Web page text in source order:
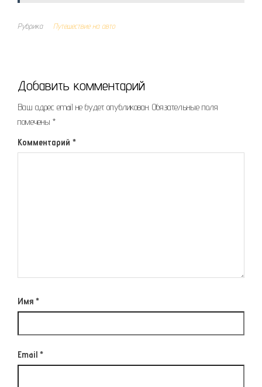
Рубрика Путешествие на авто
Добавить комментарий
Ваш адрес email не будет опубликован. Обязательные поля
помечены *
Комментарий *
Имя *
Email *